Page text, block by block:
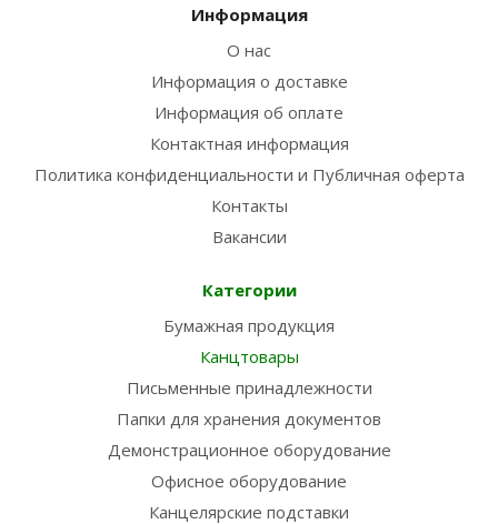
Информация
О нас
Информация о доставке
Информация об оплате
Контактная информация
Политика конфиденциальности и Публичная оферта
Контакты
Вакансии
Категории
Бумажная продукция
Канцтовары
Письменные принадлежности
Папки для хранения документов
Демонстрационное оборудование
Офисное оборудование
Канцелярские подставки